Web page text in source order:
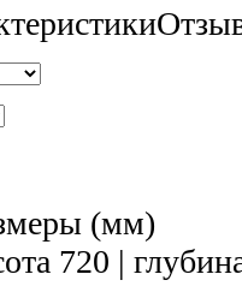
(мм)
720 |